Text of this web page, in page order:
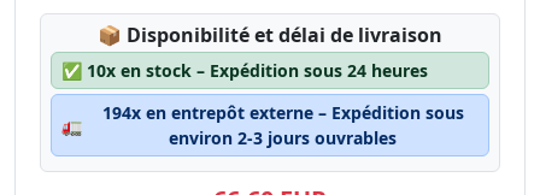
📦 Lagerstatus:
Disponibilité et délai de livraison
✅ 10x en stock – Expédition sous 24 heures
🚛
194x en entrepôt externe – Expédition sous
environ 2-3 jours ouvrables